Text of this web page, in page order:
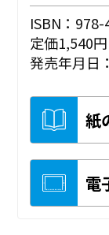
ISBN：
定価1,540
発売年月日
紙
電